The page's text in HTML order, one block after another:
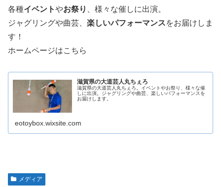
各種イベントやお祭り
、様々な催しに出演。
ジャグリングや曲芸、 楽しいパフォーマンスをお届けしま
す！
ホームページはこちら
滋賀県の大道芸人丸ちぇろ
滋賀県の大道芸人丸ちぇろ。イベントやお祭り、様々な催
しに出演。ジャグリングや曲芸、楽しいパフォーマンスを
お届けします。
eotoybox.wixsite.com
メディア